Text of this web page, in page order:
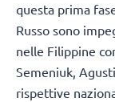
questa prima
Russo sono
nelle Filippine
Semeniuk,
rispettive